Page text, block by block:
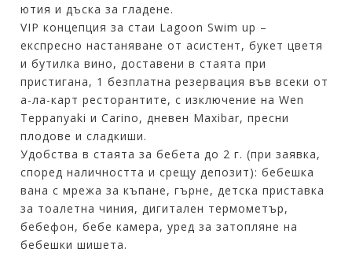
ютия и дъска за гладене.
VIP концепция за стаи Lagoon Swim up –
експресно настаняване от асистент, букет цветя
и бутилка вино, доставени в стаята при
пристигана, 1 безплатна резервация във всеки от
а-ла-карт ресторантите, с изключение на Wen
Teppanyaki и Carino, дневен Maxibar, пресни
плодове и сладкиши.
Удобства в стаята за бебета до 2 г. (при заявка,
според наличността и срещу депозит): бебешка
вана с мрежа за къпане, гърне, детска приставка
за тоалетна чиния, дигитален термометър,
бебефон, бебе камера, уред за затопляне на
бебешки шишета.